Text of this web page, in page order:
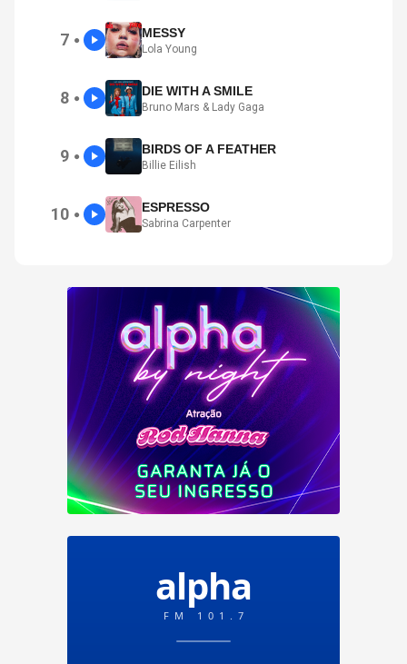
7 ● MESSY
Lola Young
8 ● DIE WITH A SMILE
Bruno Mars & Lady Gaga
9 ● BIRDS OF A FEATHER
Billie Eilish
10 ● ESPRESSO
Sabrina Carpenter